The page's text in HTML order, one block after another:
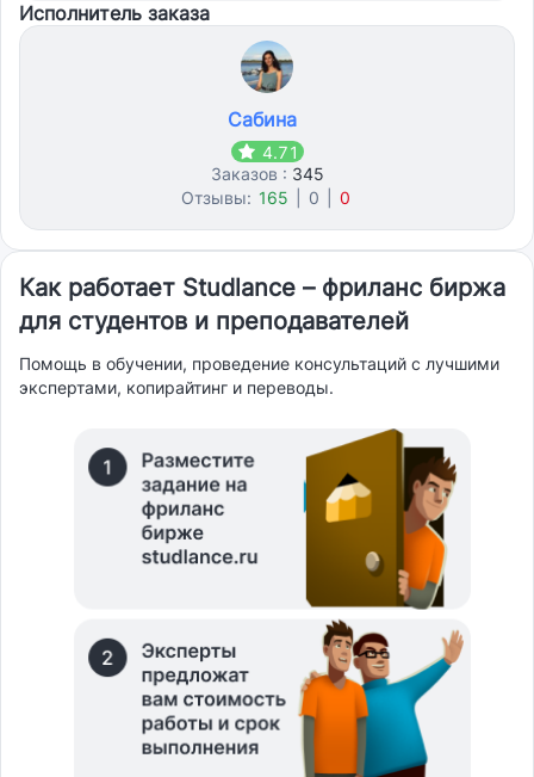
Исполнитель заказа
Сабина
4.71
Заказов : 345
Отзывы: 165 0 0
Как работает Studlance – фриланс биржа
для студентов и преподавателей
Помощь в обучении, проведение консультаций с лучшими
экспертами, копирайтинг и переводы.